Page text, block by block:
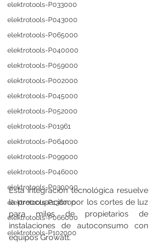
elektrotools-P033000
elektrotools-P043000
elektrotools-P065000
elektrotools-P040000
elektrotools-P059000
elektrotools-P002000
elektrotools-P045000
elektrotools-P052000
elektrotools-P01961
elektrotools-P064000
elektrotools-P099000
elektrotools-P046000
elektrotools-P030000
elektrotools-P138000
elektrotools-P066000
elektrotools-P102000
Esta integración tecnológica resuelve
la preocupación por los cortes de luz
para miles de propietarios de
instalaciones de autoconsumo con
equipos Growatt.